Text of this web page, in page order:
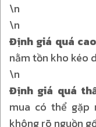
\n
\n
Định giá quá
nằm tồn kho kéo
\n
Định giá quá
mua có thể
không rõ nguồn